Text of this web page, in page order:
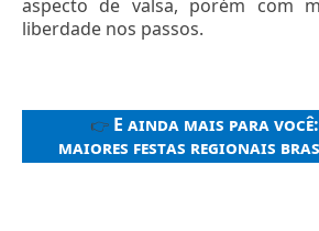
aspecto de valsa, porém com
liberdade nos passos.
👉E ainda mais para
maiores festas regionais